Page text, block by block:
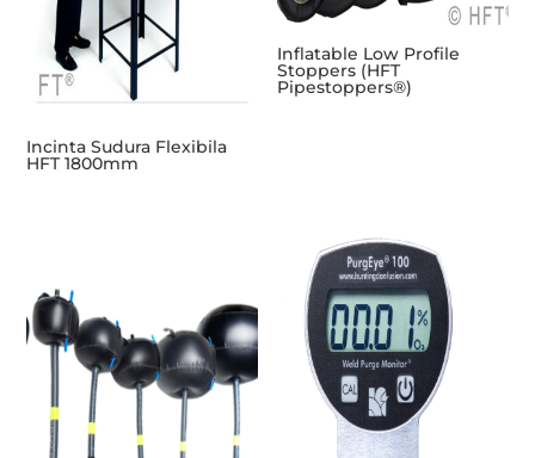
Incinta Sudura Flexibila
HFT 1800mm
Inflatable Low Profile
Stoppers (HFT
Pipestoppers®)